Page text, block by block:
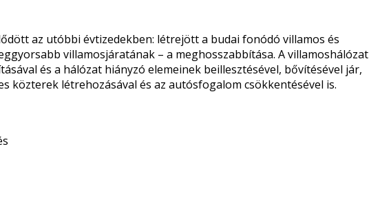
az utóbbi évtizedekben: létrejött a budai fonódó villamos és
villamosjáratának – a meghosszabbítása. A villamoshálózat
és a hálózat hiányzó elemeinek beillesztésével, bővítésével jár,
közterek létrehozásával és az autósfogalom csökkentésével is.